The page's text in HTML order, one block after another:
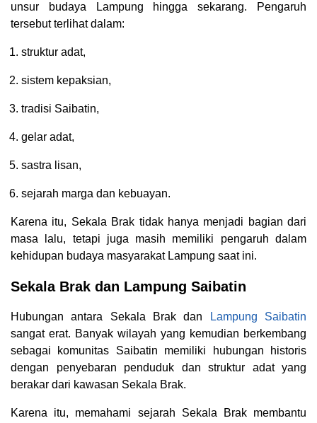
unsur budaya Lampung hingga sekarang. Pengaruh
tersebut terlihat dalam:
struktur adat,
sistem kepaksian,
tradisi Saibatin,
gelar adat,
sastra lisan,
sejarah marga dan kebuayan.
Karena itu, Sekala Brak tidak hanya menjadi bagian dari
masa lalu, tetapi juga masih memiliki pengaruh dalam
kehidupan budaya masyarakat Lampung saat ini.
Sekala Brak dan Lampung Saibatin
Hubungan antara Sekala Brak dan
Lampung Saibatin
sangat erat. Banyak wilayah yang kemudian berkembang
sebagai komunitas Saibatin memiliki hubungan historis
dengan penyebaran penduduk dan struktur adat yang
berakar dari kawasan Sekala Brak.
Karena itu, memahami sejarah Sekala Brak membantu